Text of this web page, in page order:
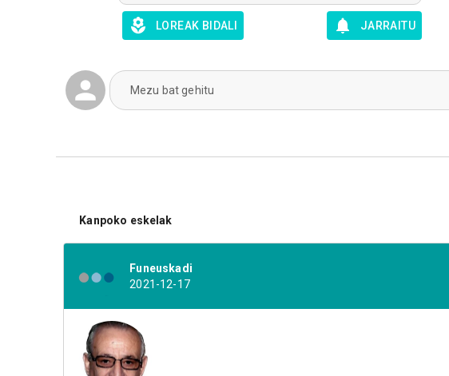
LOREAK BIDALI JARRAITU
Mezu bat gehitu
Kanpoko eskelak
Funeuskadi
2021-12-17